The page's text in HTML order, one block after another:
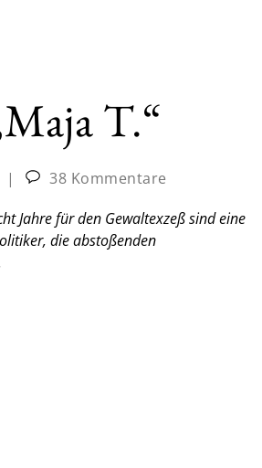
T.“
|
38 Kommentare
Jahre für den Gewaltexzeß sind eine
die abstoßenden